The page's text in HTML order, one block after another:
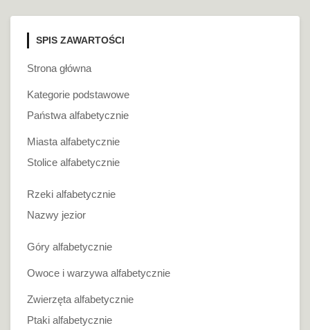
SPIS ZAWARTOŚCI
Strona główna
Kategorie podstawowe
Państwa alfabetycznie
Miasta alfabetycznie
Stolice alfabetycznie
Rzeki alfabetycznie
Nazwy jezior
Góry alfabetycznie
Owoce i warzywa alfabetycznie
Zwierzęta alfabetycznie
Ptaki alfabetycznie